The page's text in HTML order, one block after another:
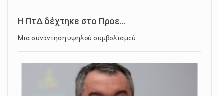
Η ΠτΔ δέχτηκε στο Προε...
Μια συνάντηση υψηλού συμβολισμού…